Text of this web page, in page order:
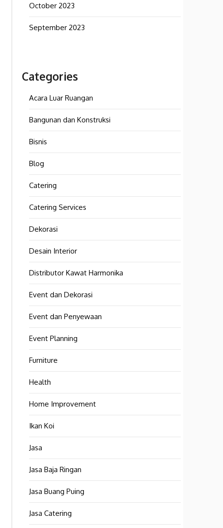
October 2023
September 2023
Categories
Acara Luar Ruangan
Bangunan dan Konstruksi
Bisnis
Blog
Catering
Catering Services
Dekorasi
Desain Interior
Distributor Kawat Harmonika
Event dan Dekorasi
Event dan Penyewaan
Event Planning
Furniture
Health
Home Improvement
Ikan Koi
Jasa
Jasa Baja Ringan
Jasa Buang Puing
Jasa Catering